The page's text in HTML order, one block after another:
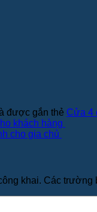
được gắn thẻ Cửa 4
khách hàng
cho gia chủ
khai. Các trường